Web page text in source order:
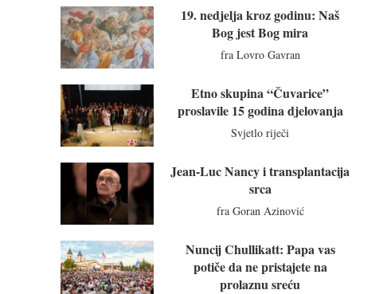
19. nedjelja kroz godinu: Naš
Bog jest Bog mira
fra Lovro Gavran
Etno skupina “Čuvarice”
proslavile 15 godina djelovanja
Svjetlo riječi
Jean-Luc Nancy i transplantacija
srca
fra Goran Azinović
Nuncij Chullikatt: Papa vas
potiče da ne pristajete na
prolaznu sreću